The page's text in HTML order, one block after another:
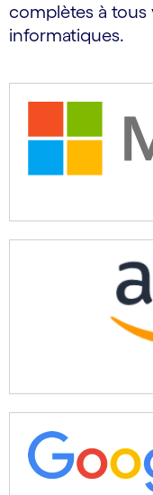
complètes à
informatiques.